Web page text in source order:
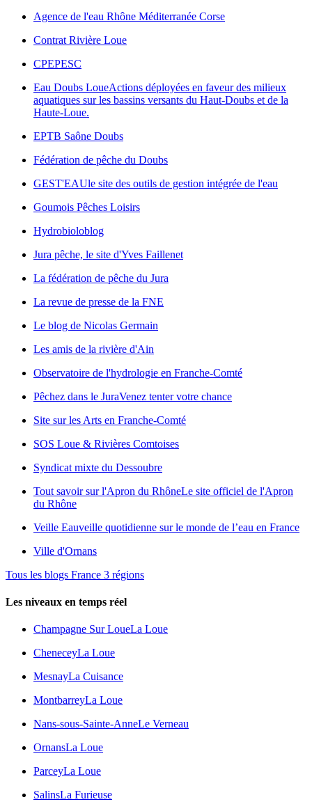
Agence de l'eau Rhône Méditerranée Corse
Contrat Rivière Loue
CPEPESC
Eau Doubs LoueActions déployées en faveur des milieux
aquatiques sur les bassins versants du Haut-Doubs et de la
Haute-Loue.
EPTB Saône Doubs
Fédération de pêche du Doubs
GEST'EAUle site des outils de gestion intégrée de l'eau
Goumois Pêches Loisirs
Hydrobioloblog
Jura pêche, le site d'Yves Faillenet
La fédération de pêche du Jura
La revue de presse de la FNE
Le blog de Nicolas Germain
Les amis de la rivière d'Ain
Observatoire de l'hydrologie en Franche-Comté
Pêchez dans le JuraVenez tenter votre chance
Site sur les Arts en Franche-Comté
SOS Loue & Rivières Comtoises
Syndicat mixte du Dessoubre
Tout savoir sur l'Apron du RhôneLe site officiel de l'Apron
du Rhône
Veille Eauveille quotidienne sur le monde de l’eau en France
Ville d'Ornans
Tous les blogs France 3 régions
Les niveaux en temps réel
Champagne Sur LoueLa Loue
CheneceyLa Loue
MesnayLa Cuisance
MontbarreyLa Loue
Nans-sous-Sainte-AnneLe Verneau
OrnansLa Loue
ParceyLa Loue
SalinsLa Furieuse